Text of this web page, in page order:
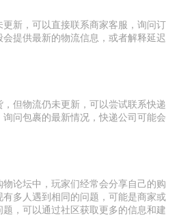
新，可以直接联系商家客服，询问订
提供最新的物流信息，或者解释延迟
但物流仍未更新，可以尝试联系快递
问包裹的最新情况，快递公司可能会
论坛中，玩家们经常会分享自己的购
多人遇到相同的问题，可能是商家或
，可以通过社区获取更多的信息和建